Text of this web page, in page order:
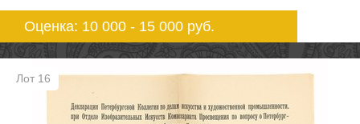
Оценка: 10 000 - 15 000 руб.
Лот 16